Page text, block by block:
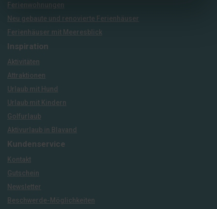
Ferienwohnungen
Neu gebaute und renovierte Ferienhäuser
Ferienhäuser mit Meeresblick
Inspiration
Aktivitäten
Attraktionen
Urlaub mit Hund
Urlaub mit Kindern
Golfurlaub
Aktivurlaub in Blavand
Kundenservice
Kontakt
Gutschein
Newsletter
Beschwerde-Möglichkeiten